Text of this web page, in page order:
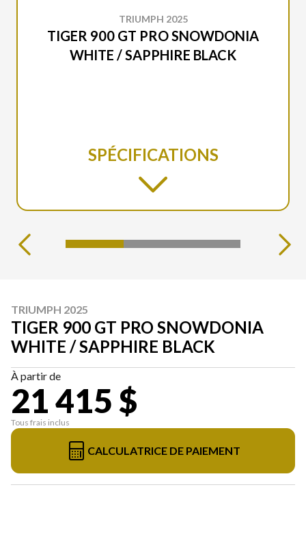
TRIUMPH 2025
TIGER 900 GT PRO SNOWDONIA
WHITE / SAPPHIRE BLACK
SPÉCIFICATIONS
TRIUMPH 2025
TIGER 900 GT PRO SNOWDONIA
WHITE / SAPPHIRE BLACK
À partir de
21 415 $
Tous frais inclus
CALCULATRICE DE PAIEMENT